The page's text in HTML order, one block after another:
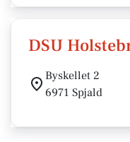
DSU
Byskellet 2
6971 Spjald